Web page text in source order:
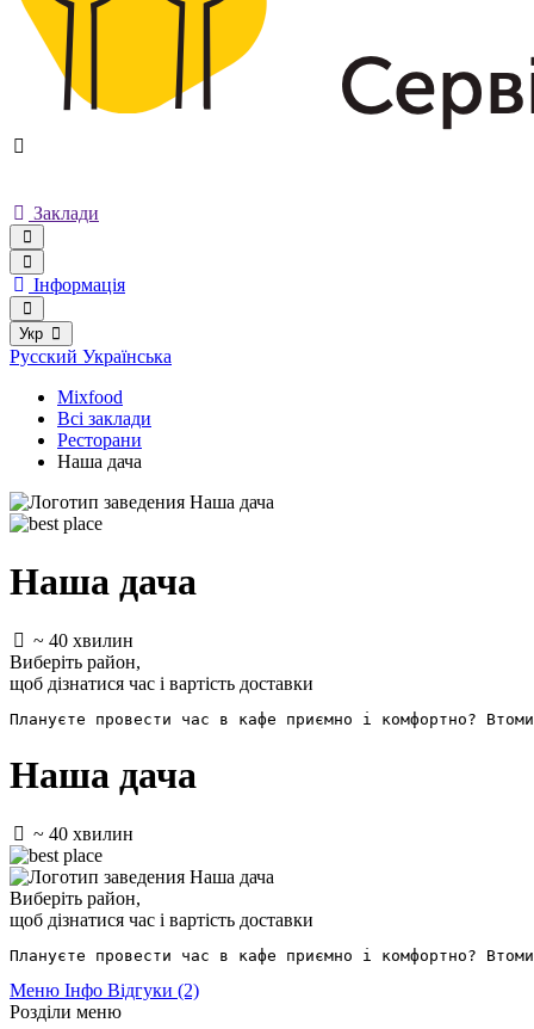
Заклади
Інформація
Укр
Русский Українська
Mixfood
Всі заклади
Ресторани
Наша дача
Наша дача
~ 40 хвилин
Виберіть район,
щоб дізнатися час і вартість доставки
Плануєте провести час в кафе приємно і комфортно?
Наша дача
~ 40 хвилин
Виберіть район,
щоб дізнатися час і вартість доставки
Плануєте провести час в кафе приємно і комфортно?
Меню Інфо Відгуки (2)
Розділи меню